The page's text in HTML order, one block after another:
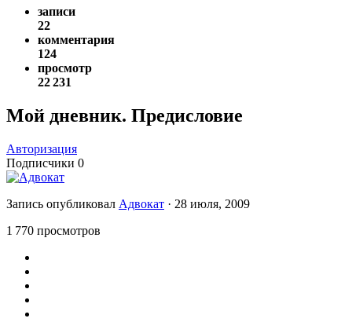
записи
22
комментария
124
просмотр
22 231
Мой дневник. Предисловие
Авторизация
Подписчики 0
Запись опубликовал Адвокат · 28 июля, 2009
1 770 просмотров